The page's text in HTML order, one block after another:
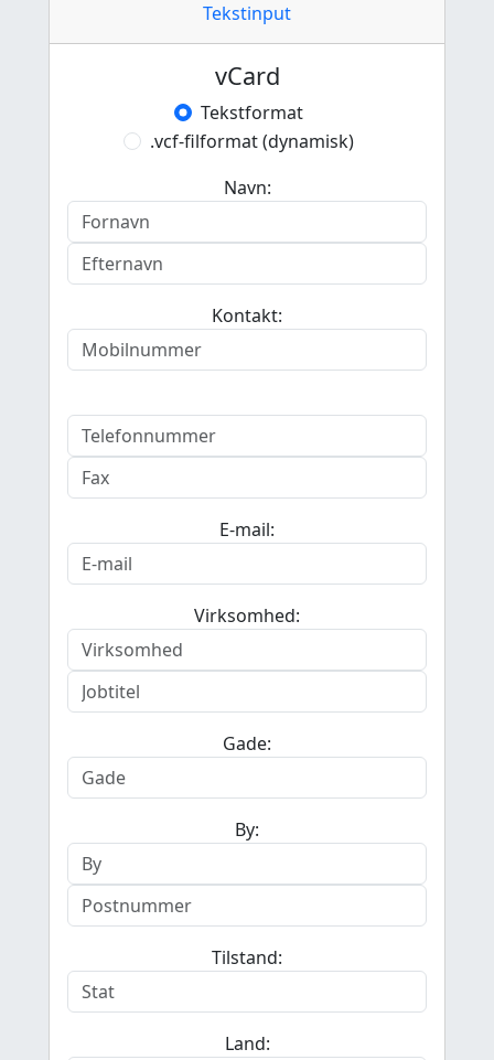
Tekstinput
vCard
Tekstformat
.vcf-filformat (dynamisk)
Navn:
Kontakt:
E-mail:
Virksomhed:
Gade:
By:
Tilstand:
Land: